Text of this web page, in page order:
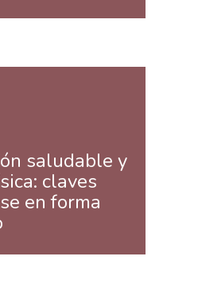
saludable y
claves
en forma